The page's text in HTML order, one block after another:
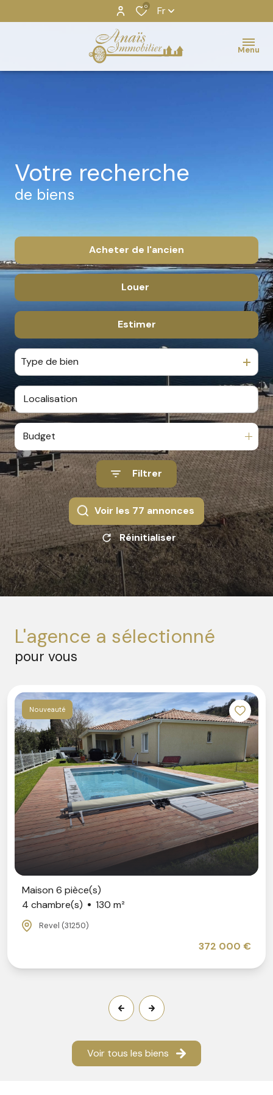
0 Fr
Menu
votre recherche
de biens
Acheter de l'ancien
Louer
De l'immo pro
Estimer
Type de bien
Budget
Filtrer
Voir les 77 annonces
Réinitialiser
l'agence a sélectionné
pour vous
Nouveauté
Maison 6 pièce(s)
4 chambre(s)
130 m²
Revel (31250)
372 000 €
Voir tous les biens